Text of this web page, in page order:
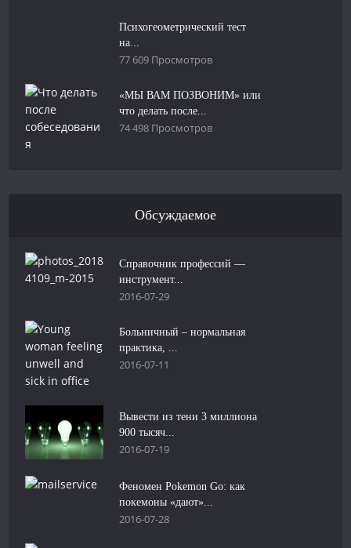
Психогеометрический тест
на...
77 609 Просмотров
«МЫ ВАМ ПОЗВОНИМ» или
что делать после...
74 498 Просмотров
Обсуждаемое
Справочник профессий —
инструмент...
2016-07-29
Больничный – нормальная
практика, ...
2016-07-11
Вывести из тени 3 миллиона
900 тысяч...
2016-07-19
Феномен Pokemon Go: как
покемоны «дают»...
2016-07-28